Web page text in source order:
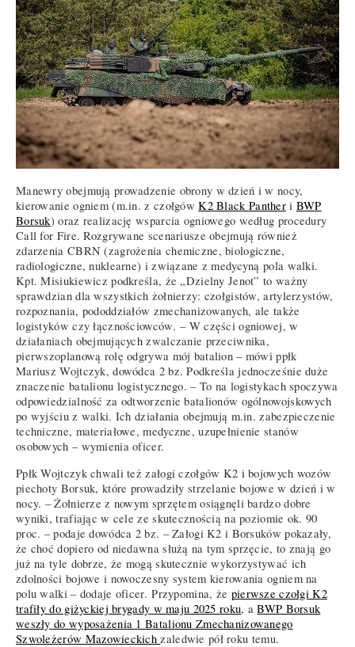
Manewry obejmują prowadzenie obrony w dzień i w nocy,
kierowanie ogniem (m.in. z czołgówK2 Black Pantheri BWP
Borsuk) oraz realizację wsparcia ogniowego według procedury
Call for Fire. Rozgrywane scenariusze obejmują również
zdarzenia CBRN (zagrożenia chemiczne, biologiczne,
radiologiczne, nuklearne) i związane z medycyną pola walki.
Kpt. Misiukiewicz podkreśla, że „Dzielny Jenot” to ważny
sprawdzian dla wszystkich żołnierzy: czołgistów, artylerzystów,
rozpoznania, pododdziałów zmechanizowanych, ale także
logistyków czy łącznościowców. – W części ogniowej, w
działaniach obejmujących zwalczanie przeciwnika,
pierwszoplanową rolę odgrywa mój batalion – mówi ppłk
Mariusz Wojtczyk, dowódca 2 bz. Podkreśla jednocześnie duże
znaczenie batalionu logistycznego. – To na logistykach spoczywa
odpowiedzialność za odtworzenie batalionów ogólnowojskowych
po wyjściu z walki. Ich działania obejmują m.in. zabezpieczenie
techniczne, materiałowe, medyczne, uzupełnienie stanów
osobowych – wymienia oficer.
Ppłk Wojtczyk chwali też załogi czołgów K2 i bojowych wozów
piechoty Borsuk, które prowadziły strzelanie bojowe w dzień i w
nocy. – Żołnierze z nowym sprzętem osiągnęli bardzo dobre
wyniki, trafiając w cele ze skutecznością na poziomie ok. 90
proc. – podaje dowódca 2 bz. – Załogi K2 i Borsuków pokazały,
że choć dopiero od niedawna służą na tym sprzęcie, to znają go
już na tyle dobrze, że mogą skutecznie wykorzystywać ich
zdolności bojowe i nowoczesny system kierowania ogniem na
polu walki – dodaje oficer. Przypomina, że pierwsze czołgi K2
trafiły do giżyckiej brygady w maju 2025 roku, aBWP Borsuk
weszły do wyposażenia 1 Batalionu Zmechanizowanego
Szwoleżerów Mazowieckichzaledwie pół roku temu.